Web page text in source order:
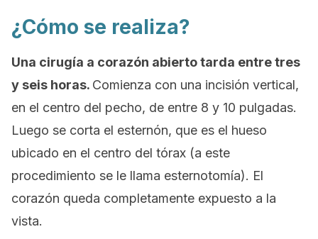
¿Cómo se realiza?
Una cirugía a corazón abierto tarda entre tres
y seis horas. Comienza con una incisión vertical,
en el centro del pecho, de entre 8 y 10 pulgadas.
Luego se corta el esternón, que es el hueso
ubicado en el centro del tórax (a este
procedimiento se le llama esternotomía). El
corazón queda completamente expuesto a la
vista.